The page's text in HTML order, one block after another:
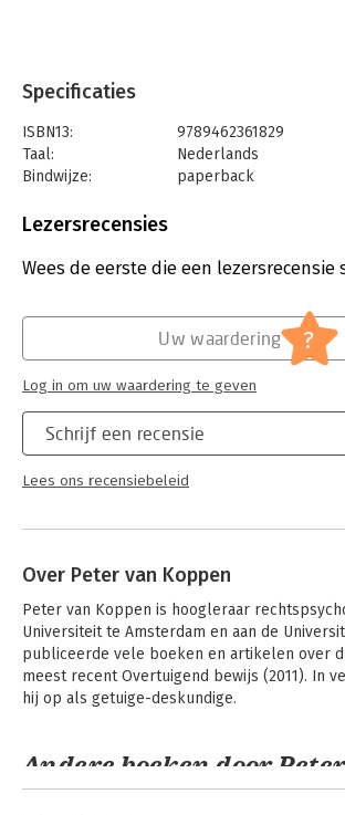
Specificaties
ISBN13:
9789462361829
Taal:
Nederlands
Bindwijze:
paperback
Uitgever:
Verschijningsdatum:
10-2-2021
Mens en maatschappij
Strafrecht – Delicten
Serie:
Gerede twijfel
Lezersrecensies
Wees de eerste die een lezersrecensie
Schrijf een recensie
Lees ons recensiebeleid
Uw waardering ?
Log in om uw waardering te geven
Over Peter van Koppen
Peter van Koppen is hoogleraar
Universiteit te Amsterdam en aan de
publiceerde vele boeken en artikelen over
meest recent Overtuigend bewijs (2011). In
hij op als getuige-deskundige.
Andere boeken door
Koppen